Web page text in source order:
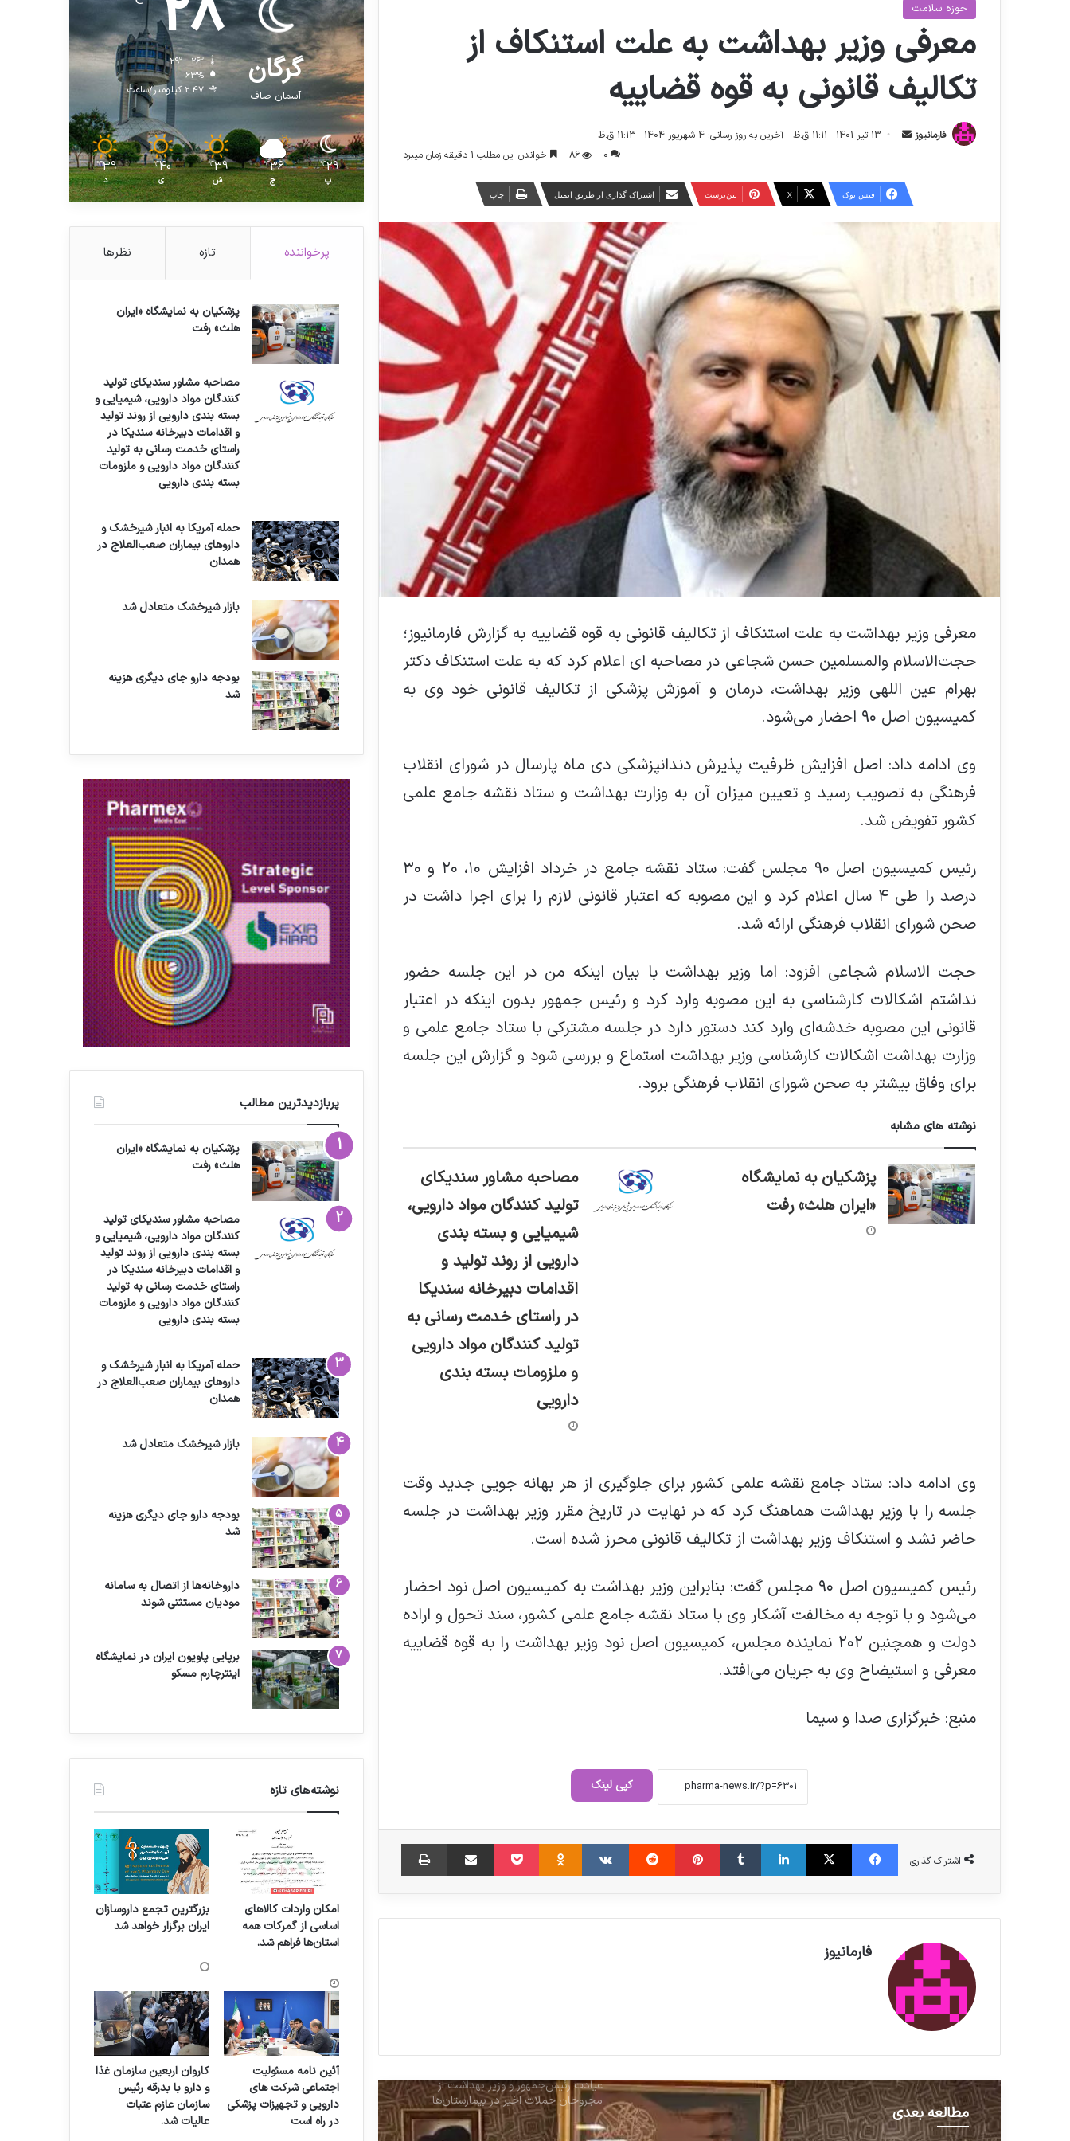
حوزه سلامت
معرفی وزیر بهداشت به علت استنکاف از
تکالیف قانونی به قوه قضاییه
فارمانیوز 13 تیر 1401 - 11:11 ق.ظ
آخرین به روز رسانی: 4 شهریور 1404 - 11:13 ق.ظ
0
86 خواندن این مطلب 1 دقیقه زمان میبرد
فیس بوک X ‫پین‌ترست اشتراک گذاری از طریق ایمیل چاپ
معرفی وزیر بهداشت به علت استنکاف از تکالیف قانونی به قوه قضاییه به گزارش فارمانیوز؛
حجت‌الاسلام والمسلمین حسن شجاعی در مصاحبه ای اعلام کرد که به علت استنکاف دکتر
بهرام عین اللهی وزیر بهداشت، درمان و آموزش پزشکی از تکالیف قانونی خود وی به
کمیسیون اصل ۹۰ احضار می‌شود.
وی ادامه داد: اصل افزایش ظرفیت پذیرش دندانپزشکی دی ماه پارسال در شورای انقلاب
فرهنگی به تصویب رسید و تعیین میزان آن به وزارت بهداشت و ستاد نقشه جامع علمی
کشور تفویض شد.
رئیس کمیسیون اصل ۹۰ مجلس گفت: ستاد نقشه جامع در خرداد افزایش ۱۰، ۲۰ و ۳۰
درصد را طی ۴ سال اعلام کرد و این مصوبه که اعتبار قانونی لازم را برای اجرا داشت در
صحن شورای انقلاب فرهنگی ارائه شد.
حجت الاسلام شجاعی افزود: اما وزیر بهداشت با بیان اینکه من در این جلسه حضور
نداشتم اشکالات کارشناسی به این مصوبه وارد کرد و رئیس جمهور بدون اینکه در اعتبار
قانونی این مصوبه خدشه‌ای وارد کند دستور دارد در جلسه مشترکی با ستاد جامع علمی و
وزارت بهداشت اشکالات کارشناسی وزیر بهداشت استماع و بررسی شود و گزارش این جلسه
برای وفاق بیشتر به صحن شورای انقلاب فرهنگی برود.
نوشته های مشابه
پزشکیان به نمایشگاه
«ایران هلث» رفت
مصاحبه مشاور سندیکای
تولید کنندگان مواد دارویی،
شیمیایی و بسته بندی
دارویی از روند تولید و
اقدامات دبیرخانه سندیکا
در راستای خدمت رسانی به
تولید کنندگان مواد دارویی
و ملزومات بسته بندی
دارویی
وی ادامه داد: ستاد جامع نقشه علمی کشور برای جلوگیری از هر بهانه جویی جدید وقت
جلسه را با وزیر بهداشت هماهنگ کرد که در نهایت در تاریخ مقرر وزیر بهداشت در جلسه
حاضر نشد و استنکاف وزیر بهداشت از تکالیف قانونی محرز شده است.
رئیس کمیسیون اصل ۹۰ مجلس گفت: بنابراین وزیر بهداشت به کمیسیون اصل نود احضار
می‌شود و با توجه به مخالفت آشکار وی با ستاد نقشه جامع علمی کشور، سند تحول و اراده
دولت و همچنین ۲۰۲ نماینده مجلس، کمیسیون اصل نود وزیر بهداشت را به قوه قضاییه
معرفی و استیضاح وی به جریان می‌افتد.
منبع: خبرگزاری صدا و سیما
کپی لینک
اشتراک گذاری
فیس بوک X لینکدین ‫تامبلر ‫پین‌ترست ‫رددیت ‫VKontakte
‫Odnoklassniki پاکت اشتراک گذاری از طریق ایمیل
فارمانیوز
مطالعه بعدی
معوقات دارو به ۱۰۰ همت رسید
پاکمهر: ارز دارو و تجهیزات باید ۲۸۵۰۰ باقی
مجروحان حملات اخیر در بیمارستان‌ها
سرپرست جدید هلدینگ دارویی تامین
گرگان
آسمان صاف
29º - 26º
63%
2.47 کیلومتر/ساعت
29
℃
پ
36
℃
ج
39
℃
ش
40
℃
ی
39
℃
د
پرخواننده تازه نظرها
پزشکیان به نمایشگاه «ایران
هلث» رفت
مصاحبه مشاور سندیکای تولید
کنندگان مواد دارویی، شیمیایی و
بسته بندی دارویی از روند تولید
و اقدامات دبیرخانه سندیکا در
راستای خدمت رسانی به تولید
کنندگان مواد دارویی و ملزومات
بسته بندی دارویی
حمله آمریکا به انبار شیرخشک و
داروهای بیماران صعب‌العلاج در
همدان
بازار شیرخشک متعادل شد
بودجه دارو جای دیگری هزینه
شد
پربازدیدترین مطالب
پزشکیان به نمایشگاه «ایران
هلث» رفت
مصاحبه مشاور سندیکای تولید
کنندگان مواد دارویی، شیمیایی و
بسته بندی دارویی از روند تولید
و اقدامات دبیرخانه سندیکا در
راستای خدمت رسانی به تولید
کنندگان مواد دارویی و ملزومات
بسته بندی دارویی
حمله آمریکا به انبار شیرخشک و
داروهای بیماران صعب‌العلاج در
همدان
بازار شیرخشک متعادل شد
بودجه دارو جای دیگری هزینه
شد
داروخانه‌ها از اتصال به سامانه
مودیان مستثنی شوند
برپایی پاویون ایران در نمایشگاه
اینترچارم مسکو
نوشته‌های تازه
امکان واردات کالاهای
اساسی از گمرکات همه
استان‌ها فراهم شد.
بزرگترین تجمع داروسازان
ایران برگزار خواهد شد
آئین نامه مسئولیت
اجتماعی شرکت های
دارویی و تجهیزات پزشکی
در راه است
کاروان اربعین سازمان غذا
و دارو با بدرقه رئیس
سازمان عازم عتبات
عالیات شد.